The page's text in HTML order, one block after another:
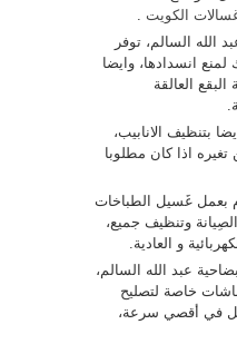
الكويت .
السالم، توفر
انسدادها، وايضا
العالقة
بتنظيف الانابيب،
تغيره اذا كان مطلوبا
بعمل غَسيل الطباخات
وتنظيف جميع،
و العادية.
عبد الله السالم،
رشاشات خاصة لتصليح
في أقصي سرعة،